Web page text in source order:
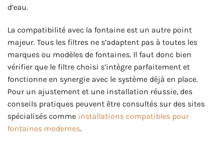
d’eau.
La compatibilité avec la fontaine est un autre point
majeur. Tous les filtres ne s’adaptent pas à toutes les
marques ou modèles de fontaines. Il faut donc bien
vérifier que le filtre choisi s’intègre parfaitement et
fonctionne en synergie avec le système déjà en place.
Pour un ajustement et une installation réussie, des
conseils pratiques peuvent être consultés sur des sites
spécialisés comme installations compatibles pour
fontaines modernes.